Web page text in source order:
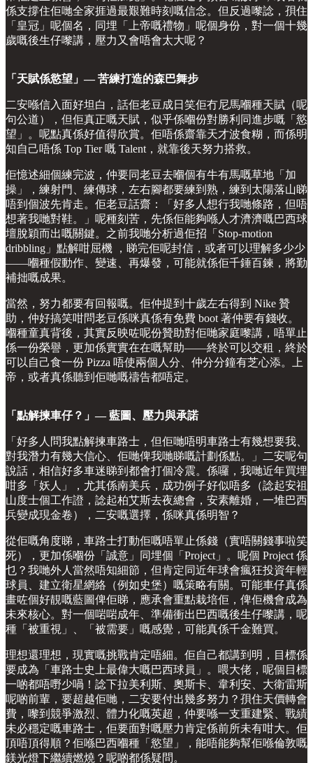
係支撐住佢哋全家捱過最艱難時刻嘅信念。但反過嚟諗，孭住
「皇冠」呢個名，同埋「上帝嘅禮物」呢個身份，對一個十幾
歲嘅後生仔嚟講，壓力又會唔會太大呢？
「天賦係慾望」— 苦練打造的森巴舞步
二安喺信入面好坦白，話佢老豆成日笑佢冇尼馬嗰種天賦（呢
句公道），但佢真正嘅天賦，似乎係嗰份對勝利同進步嘅「慾
望」。呢點真係好值得欣賞。佢唔係齋靠天才波食糊，而係明
知自己唔係 Top Tier 嘅 Talent，就靠後天努力搭救。
佢憶述細個練完波，仲要同老豆去嗰個有牛有馬嘅草地「加
操」，練射門、練傳球，左右腳都要練到熟，練到太陽落山睇
唔到個波先肯走。佢老豆話齋：「好多人想行我哋條路，但唔
想著我哋對鞋。」呢種刻苦，先係佢能夠喺人才濟濟嘅巴西球
壇脫穎而出嘅關鍵。之前我哋分析過佢招「Stop-motion
dribbling」點解咁屈機 ，睇完佢呢封信，或者可以理解多少少
——嗰種假動作、變速、再爆發，可能就係佢千錘百鍊，將勤
補拙嘅成果。
當然，努力都要有回報嘅。佢仲提到十歲左右得到 Nike 贊
助，仲好搞笑咁問老豆係咪真係有免費 boot 著仲要有錢收。
嗰種童真背後，其實反映咗呢份贊助對佢哋家庭嚟講，唔單止
係一份榮譽，更加係實實在在嘅幫助——終於可以交租，終於
可以自己食一份 Pizza 唔使兩個人分、仲分分鐘有芝心添。上
帝，或者真係聽到佢哋嘅禱告都唔定。
「點解揀車仔？」— 藍圖、壓力與承諾
「好多人問我點解揀車路士，但佢哋唔明車路士有幾想要我、
對我潛力有幾大信心、佢哋俾我哋睇嘅計劃係點。」二安呢句
說話，相信好多車迷睇到都會打個冷震。係囉，我哋近年買埋
咁多「妖人」，尤其係南美兵，成功例子好似唔多（諗起安祖
山度士個工作證，諗起柏艾斯去夜總會，安素離婚，一堆巴西
兵變成現金卷），二安嘅選擇，係咪真係明智？
從佢嘅角度睇，車路士打動佢嘅唔單止係錢（實唔關錢事啦笑
死），更加係嗰份「誠意」同埋個「Project」。呢個 Project 係
乜？我哋外人當然唔知細節，但肯定同近年球會瘋狂投資年輕
球員、建立衛星網絡（例如史堡）嘅策略有關。可能車仔真係
畫咗個好靚嘅藍圖俾佢睇，應承會重點栽培佢，俾佢機會成為
未來核心。對一個啱啱成年、準備衝出巴西嘅後生仔嚟講，呢
種「被重視」、「被需要」嘅感覺，可能真係千金難買。
理想還理想，現實嘅挑戰肯定唔細。佢自己都講到明，目標係
要成為「車路士史上最偉大嘅巴西球員」。喂大佬，呢個目標
一啲都唔嘢少喎！諗下拉美利斯、奧斯卡、韋利安、大衛雷斯
呢啲前輩，要超越佢哋，二安要付出幾多努力？孭住天價轉會
費，嚟到競爭激烈、體力化嘅英超，仲要喺一支重建緊、戰績
未必穩定嘅車路士，佢要面對嘅壓力肯定係前所未有咁大。佢
頂唔頂得順？佢喺巴西嗰種「慾望」，能唔能夠幫佢喺倫敦嘅
鎂光燈下繼續燃燒？呢啲都係疑問。